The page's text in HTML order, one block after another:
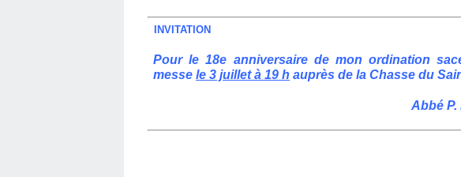
INVITATION
Pour le 18e anniversaire de mon ordination
messe le 3 juillet à 19 h auprès de la Chasse du
Abbé P.